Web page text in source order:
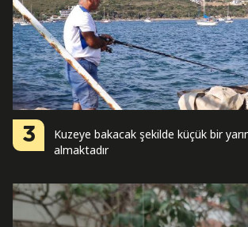
3
Kuzeye bakacak şekilde küçük bir
almaktadır